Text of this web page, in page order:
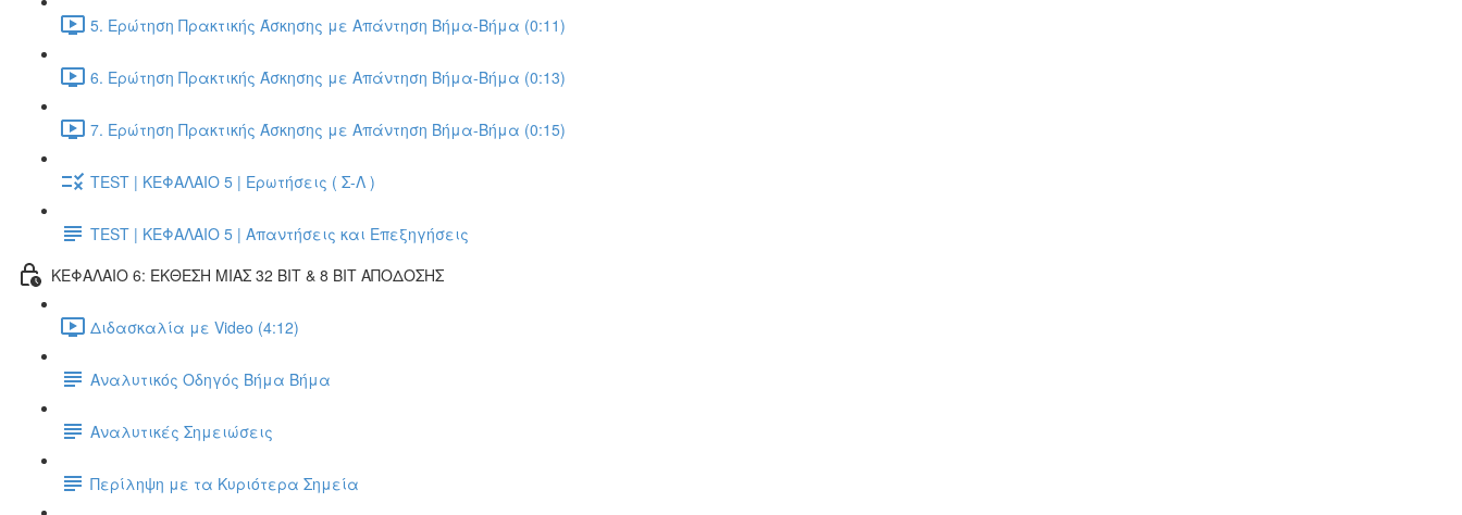
5. Ερώτηση Πρακτικής Άσκησης με Απάντηση Βήμα-Βήμα (0:11)
6. Ερώτηση Πρακτικής Άσκησης με Απάντηση Βήμα-Βήμα (0:13)
7. Ερώτηση Πρακτικής Άσκησης με Απάντηση Βήμα-Βήμα (0:15)
TEST | ΚΕΦΑΛΑΙΟ 5 | Ερωτήσεις ( Σ-Λ )
TEST | ΚΕΦΑΛΑΙΟ 5 | Απαντήσεις και Επεξηγήσεις
ΚΕΦΑΛΑΙΟ 6: ΕΚΘΕΣΗ ΜΙΑΣ 32 BIT & 8 BIT ΑΠΟΔΟΣΗΣ
Διδασκαλία με Video (4:12)
Αναλυτικός Οδηγός Βήμα Βήμα
Αναλυτικές Σημειώσεις
Περίληψη με τα Κυριότερα Σημεία